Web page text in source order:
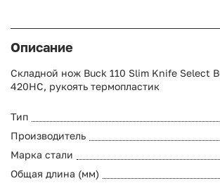
Описание
Складной нож Buck 110 Slim Knife Select
420HC, рукоять термопластик
Тип
Производитель
Марка стали
Общая длина (мм)